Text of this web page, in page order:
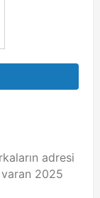
adresi
varan 2025